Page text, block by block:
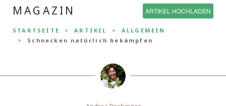
MAGAZIN ARTIKEL HOCHLADEN
STARTSEITE ARTIKEL
ALLGEMEIN
Schnecken natürlich bekämpfen